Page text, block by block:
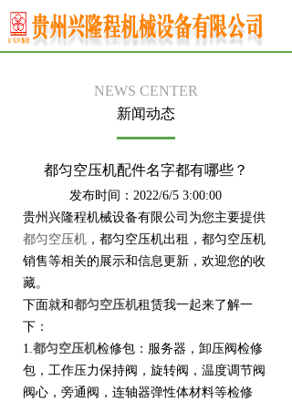
NEWS CENTER
新闻动态
都匀空压机配件名字都有哪些？
发布时间：2022/6/5 3:00:00
贵州兴隆程机械设备有限公司为您主要提供
都匀空压机，都匀空压机出租，都匀空压机
销售等相关的展示和信息更新，欢迎您的收
藏。
下面就和都匀空压机租赁我一起来了解一
下：
1.都匀空压机检修包：服务器，卸压阀检修
包，工作压力保持阀，旋转阀，温度调节阀
阀心，旁通阀，连轴器弹性体材料等检修